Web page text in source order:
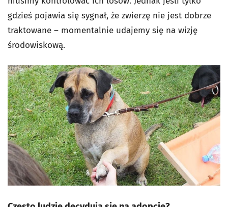
gdzieś pojawia się sygnał, że zwierzę nie jest dobrze
traktowane – momentalnie udajemy się na wizję
środowiskową.